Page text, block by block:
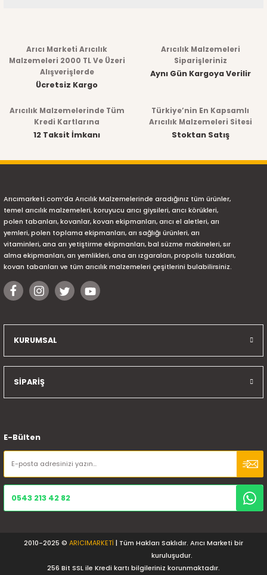
kullanarak tarafımıza iletebilirsiniz.
Görüş ve önerileriniz için teşekkür ederiz.
Ürün resmi kalitesiz, bozuk veya görüntülenemiyor.
Ürün açıklamasında eksik bilgiler bulunuyor.
Ürün bilgilerinde hatalar bulunuyor.
Bu ürüne benzer farklı alternatifler olmalı.
Arıcı Marketi Arıcılık
Malzemeleri 2000 TL Ve Üzeri
Alışverişlerde
Ücretsiz Kargo
Arıcılık Malzemeleri
Siparişleriniz
Aynı Gün Kargoya Verilir
Arıcılık Malzemelerinde Tüm
Kredi Kartlarına
12 Taksit İmkanı
Türkiye’nin En Kapsamlı
Arıcılık Malzemeleri Sitesi
Stoktan Satış
Arıcımarketi.com’da Arıcılık Malzemelerinde aradığınız tüm ürünler,
temel arıcılık malzemeleri, koruyucu arıcı giysileri, arıcı körükleri,
polen tabanları, kovanlar, kovan ekipmanları, arıcı el aletleri, arı
yemleri, polen toplama ekipmanları, arı sağlığı ürünleri, arı
vitaminleri, ana arı yetiştirme ekipmanları, bal süzme makineleri, sır
alma ekipmanları, arı yemlikleri, ana arı ızgaraları, propolis tuzakları,
kovan tabanları ve tüm arıcılık malzemeleri çeşitlerini bulabilirsiniz.
KURUMSAL
SİPARİŞ
E-Bülten
0543 213 42 82
2010-2025 © ARICIMARKETİ | Tüm Hakları Saklıdır. Arıcı Marketi bir
kuruluşudur.
256 Bit SSL ile Kredi kartı bilgileriniz korunmaktadır.